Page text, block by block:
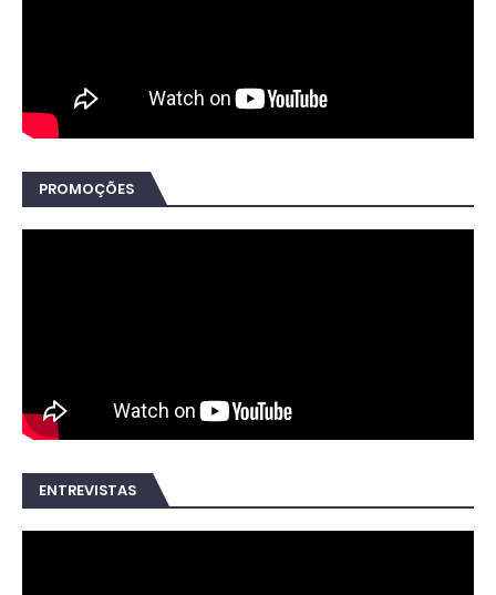
PROMOÇÕES
ENTREVISTAS